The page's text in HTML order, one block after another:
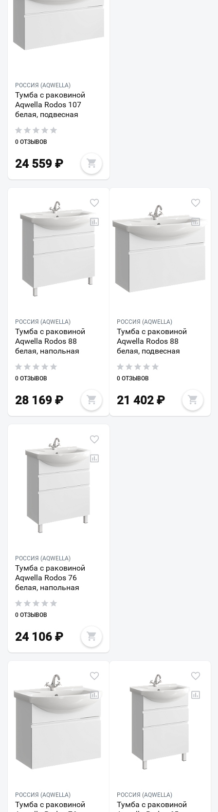
РОССИЯ (AQWELLA)
Тумба с раковиной
Aqwella Rodos 107
белая, подвесная
0 ОТЗЫВОВ
24 559 ₽
РОССИЯ (AQWELLA)
Тумба с раковиной
Aqwella Rodos 88
белая, напольная
0 ОТЗЫВОВ
28 169 ₽
РОССИЯ (AQWELLA)
Тумба с раковиной
Aqwella Rodos 88
белая, подвесная
0 ОТЗЫВОВ
21 402₽
РОССИЯ (AQWELLA)
Тумба с раковиной
Aqwella Rodos 76
белая, напольная
0 ОТЗЫВОВ
24 106 ₽
РОССИЯ (AQWELLA)
Тумба с раковиной
РОССИЯ (AQWELLA)
Тумба с раковиной